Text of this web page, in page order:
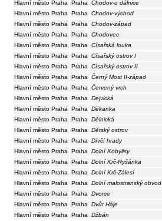
Hlavní město Praha
Praha Chodov-u dálnice
Hlavní město Praha
Praha Chodov-východ
Hlavní město Praha
Praha Chodov-západ
Hlavní město Praha
Praha Chodovec
Hlavní město Praha
Praha Císařská louka
Hlavní město Praha
Praha Císařský ostrov I
Hlavní město Praha
Praha Císařský ostrov II
Hlavní město Praha
Praha Černý Most II-západ
Hlavní město Praha
Praha Červený vrch
Hlavní město Praha
Praha Dejvická
Hlavní město Praha
Praha Děkanka
Hlavní město Praha
Praha Dělnická
Hlavní město Praha
Praha Dětský ostrov
Hlavní město Praha
Praha Dívčí hrady
Hlavní město Praha
Praha Dolní Kobylisy
Hlavní město Praha
Praha Dolní Krč-Ryšánka
Hlavní město Praha
Praha Dolní Krč-Zálesí
Hlavní město Praha
Praha Dolní malostranský obvod
Hlavní město Praha
Praha Dvorce
Hlavní město Praha
Praha Dvůr Háje
Hlavní město Praha
Praha Džbán